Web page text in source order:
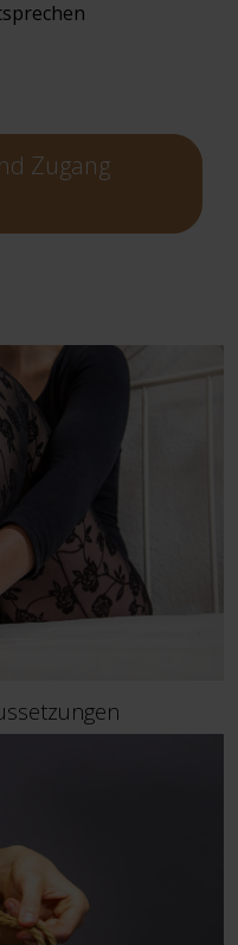
Zugang